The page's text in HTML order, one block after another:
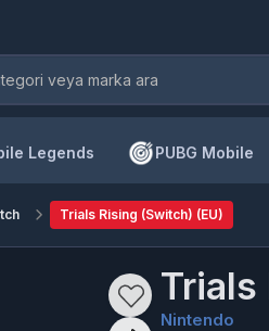
Legends PUBG Mobile
Trials Rising (Switch) (EU)
Trials
Nintendo